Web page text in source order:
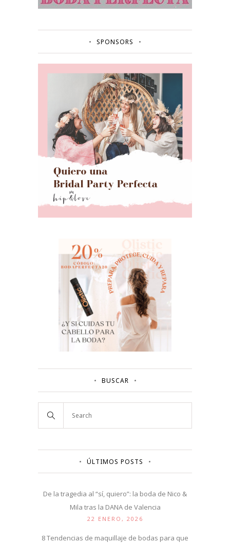
SPONSORS
BUSCAR
ÚLTIMOS POSTS
De la tragedia al “sí, quiero”: la boda de Nico &
Mila tras la DANA de Valencia
22 ENERO, 2026
8 Tendencias de maquillaje de bodas para que